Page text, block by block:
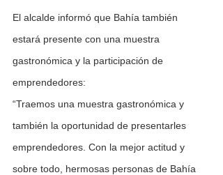
El alcalde informó que Bahía también
estará presente con una muestra
gastronómica y la participación de
emprendedores:
“Traemos una muestra gastronómica y
también la oportunidad de presentarles
emprendedores. Con la mejor actitud y
sobre todo, hermosas personas de Bahía